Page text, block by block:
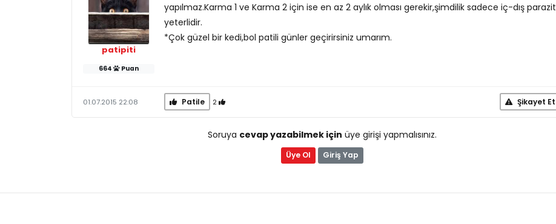
patipiti
664 Puan
yapılmaz.Karma 1 ve Karma 2 için ise en az 2 aylık olması gerekir,şimdilik sadece iç-dış parazit
yeterlidir.
*Çok güzel bir kedi,bol patili günler geçirirsiniz umarım.
01.07.2015 22:08 Patile 2 Şikayet Et
Soruya cevap yazabilmek için üye girişi yapmalısınız.
Üye Ol Giriş Yap